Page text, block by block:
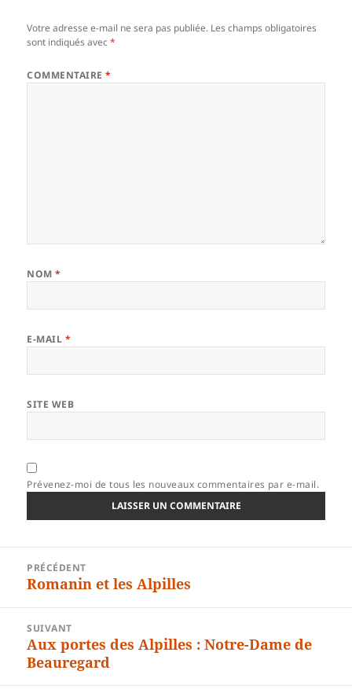
Votre adresse e-mail ne sera pas publiée. Les champs obligatoires
sont indiqués avec*
COMMENTAIRE*
NOM*
E-MAIL *
SITE WEB
Prévenez-moi de tous les nouveaux commentaires par e-mail.
l’article
PRÉCÉDENT
Article
Romanin et les Alpilles
SUIVANT
Article
suivant :
Aux portes des Alpilles : Notre-Dame de
Beauregard